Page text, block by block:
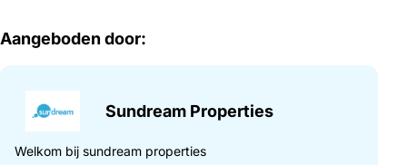
Aangeboden door:
Sundream Properties
Welkom bij sundream properties